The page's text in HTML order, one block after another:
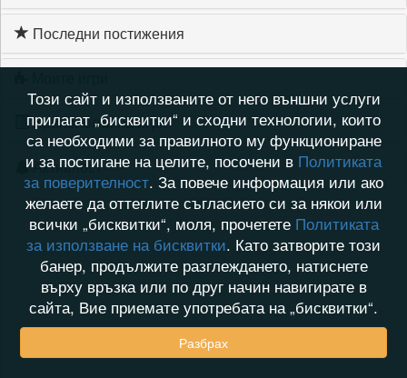
Последни постижения
Хронология на игри
Активност
Този сайт и използваните от него външни услуги
прилагат „бисквитки“ и сходни технологии, които
са необходими за правилното му функциониране
и за постигане на целите, посочени в Политиката
за поверителност. За повече информация или ако
желаете да оттеглите съгласието си за някои или
всички „бисквитки“, моля, прочетете Политиката
за използване на бисквитки. Като затворите този
банер, продължите разглеждането, натиснете
върху връзка или по друг начин навигирате в
сайта, Вие приемате употребата на „бисквитки“.
Разбрах